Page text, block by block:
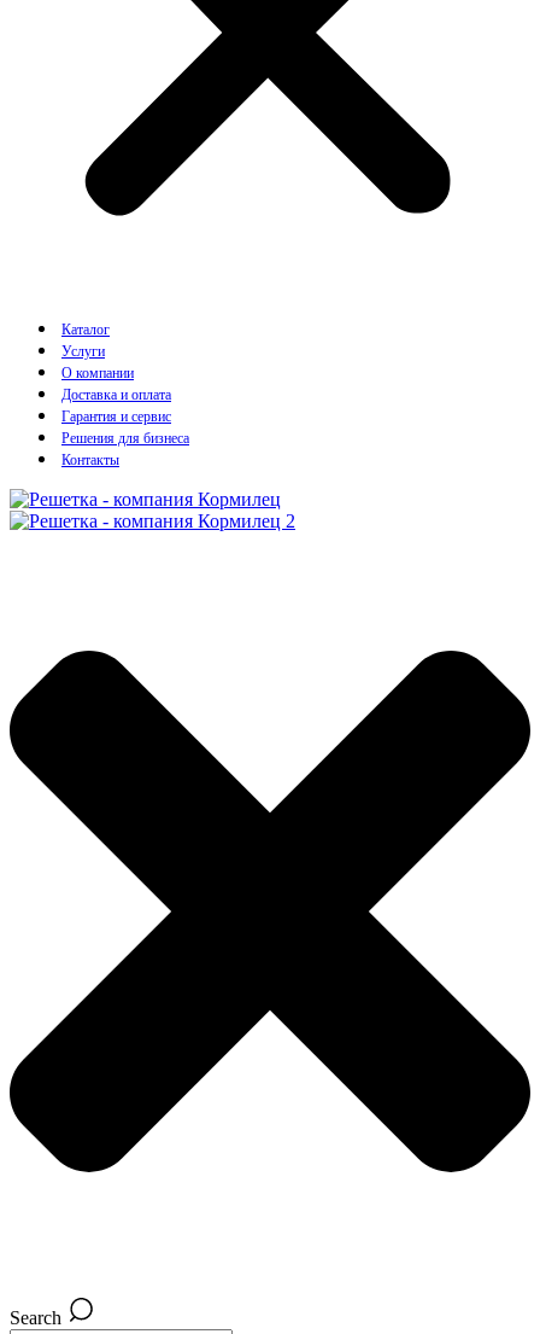
Каталог
Услуги
О компании
Доставка и оплата
Гарантия и сервис
Решения для бизнеса
Контакты
Search